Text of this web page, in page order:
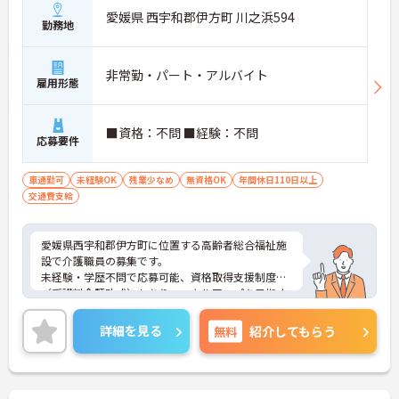
勤務地 愛媛県 西宇和郡伊方町 川之浜594
雇用形態 非常勤・パート・アルバイト
応募要件 ■資格：不問 ■経験：不問
車通勤可 未経験OK 残業少なめ 無資格OK
年間休日110日以上
交通費支給
愛媛県西宇和郡伊方町に位置する高齢者総合福祉施
設で介護職員の募集です。
未経験・学歴不問で応募可能、資格取得支援制度
（受講料全額助成）もあり、スキルアップを目指す
方に最適です。通勤面では、マイカー通勤可・無料
駐車場ありで安心。海を望むロケーションで、気持
ちよく働ける職場です。地域福祉に貢献しながら、
安定した環境で働きたい方におすすめです。
ご興味のある方には、面接対策ポイントなどさらに
詳細を見る 無料 紹介してもらう